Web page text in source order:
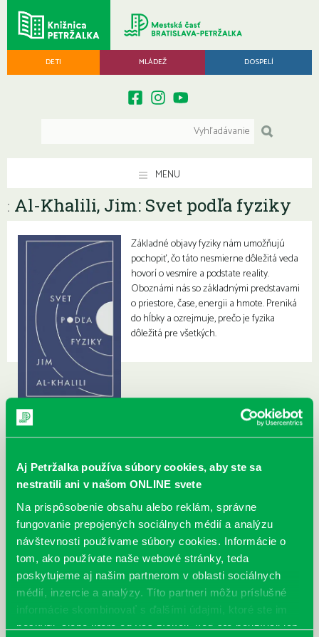
Aj Petržalka používa súbory cookies, aby ste sa
nestratili ani v našom ONLINE svete
Na prispôsobenie obsahu alebo reklám, správne
fungovanie prepojených sociálnych médií a analýzu
návštevnosti používame súbory cookies. Informácie o
tom, ako používate naše webové stránky, teda
poskytujeme aj našim partnerom v oblasti sociálnych
médií, inzercie a analýzy. Títo partneri môžu príslušné
informácie skombinovať s ďalšími údajmi, ktoré ste im
poskytli, alebo ktoré od vás získali, keď ste používali ich
DETI MLÁDEŽ DOSPELÍ
MENU
: Al-Khalili, Jim: Svet podľa fyziky
Základné objavy fyziky nám umožňujú
pochopiť, čo táto nesmierne dôležitá veda
hovorí o vesmíre a podstate reality.
Oboznámi nás so základnými predstavami
o priestore, čase, energii a hmote. Preniká
do hĺbky a ozrejmuje, prečo je fyzika
dôležitá pre všetkých.